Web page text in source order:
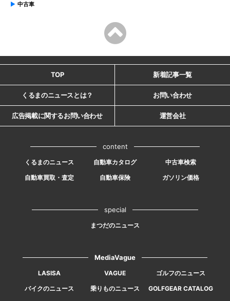
中古車
TOP 新着記事一覧
くるまのニュースとは？ お問い合わせ
広告掲載に関するお問い合わせ 運営会社
content
くるまのニュース 自動車カタログ
中古車検索
自動車買取・査定
自動車保険 ガソリン価格
special
まつだのニュース
MediaVague
LASISA VAGUE
ゴルフのニュース
バイクのニュース
乗りものニュース
GOLFGEAR CATALOG